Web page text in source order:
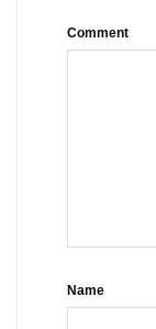
Comment
Name